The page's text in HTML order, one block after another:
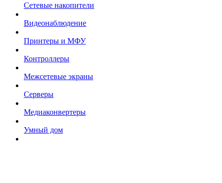
Сетевые накопители
Видеонаблюдение
Принтеры и МФУ
Контроллеры
Межсетевые экраны
Серверы
Медиаконвертеры
Умный дом